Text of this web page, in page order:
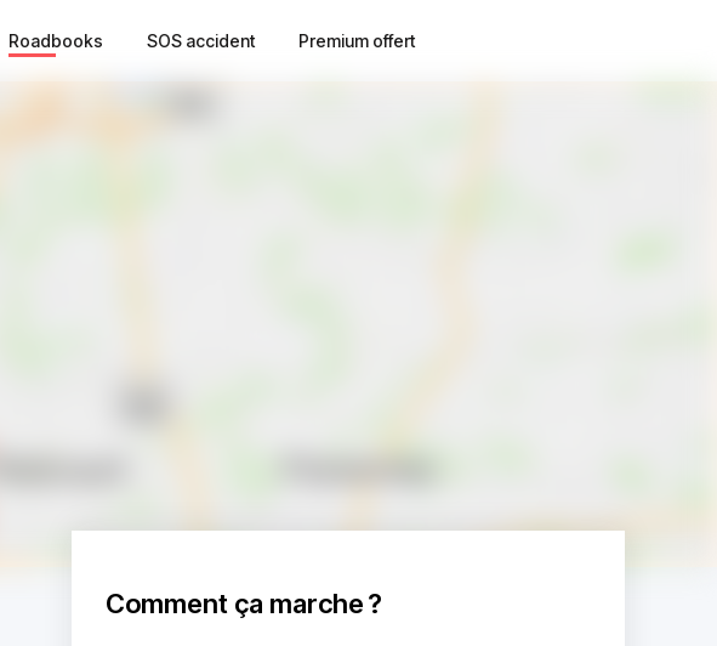
Roadbooks SOS accident Premium offert
Comment ça marche ?